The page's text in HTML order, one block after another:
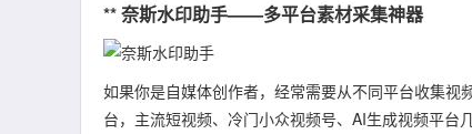
** 奈斯水印助手——多平台素材采集神器
如果你是自媒体创作者，经常需要从不同平台收集
台，主流短视频、冷门小众视频号、AI生成视频平台